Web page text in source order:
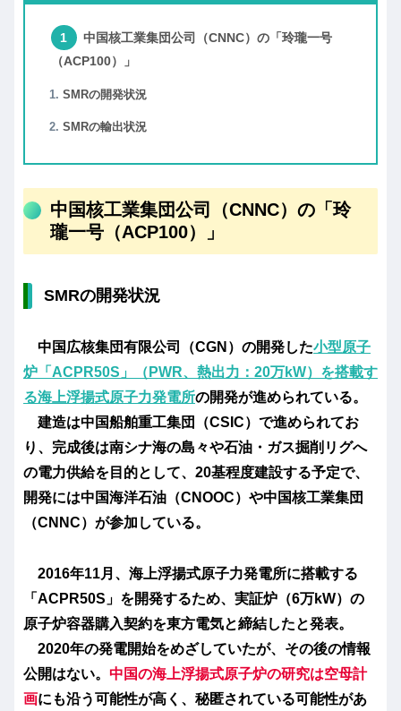
中国核工業集団公司（CNNC）の「玲瓏一号
（ACP100）」
SMRの開発状況
SMRの輸出状況
中国核工業集団公司（CNNC）の「玲
瓏一号（ACP100）」
SMRの開発状況
中国広核集団有限公司（CGN）の開発した小型原子
炉「 ACPR50S 」（PWR、熱出力：20万kW）を搭載す
る海上浮揚式原子力発電所の開発が進められている。
建造は中国船舶重工集団（CSIC）で進められてお
り、完成後は南シナ海の島々や石油・ガス掘削リグへ
の電力供給を目的として、20基程度建設する予定で、
開発には中国海洋石油（CNOOC）や中国核工業集団
（CNNC）が参加している。
2016年11月、海上浮揚式原子力発電所に搭載する
「ACPR50S」を開発するため、実証炉（6万kW）の
原子炉容器購入契約を東方電気と締結したと発表。
2020年の発電開始をめざしていたが、その後の情報
公開はない。 中国の海上浮揚式原子炉の研究は空母計
画にも沿う可能性が高く、秘匿されている可能性があ